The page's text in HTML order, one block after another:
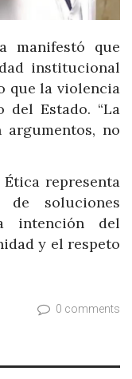
manifestó que
institucional
que la violencia
del Estado. “La
no
representa
soluciones
intención del
y el respeto
0 comments